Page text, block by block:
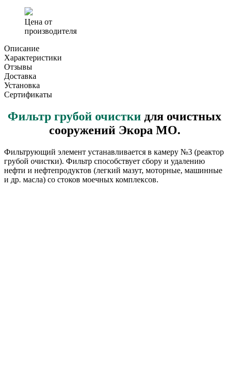
Цена от
производителя
Описание
Характеристики
Отзывы
Доставка
Установка
Сертификаты
Фильтр грубой очистки для очистных
сооружений Экора МО.
Фильтрующий элемент устанавливается в камеру №3 (реактор
грубой очистки). Фильтр способствует сбору и удалению
нефти и нефтепродуктов (легкий мазут, моторные, машинные
и др. масла) со стоков моечных комплексов.